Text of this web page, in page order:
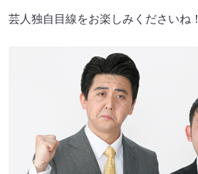
芸人独自目線をお楽しみくださいね！